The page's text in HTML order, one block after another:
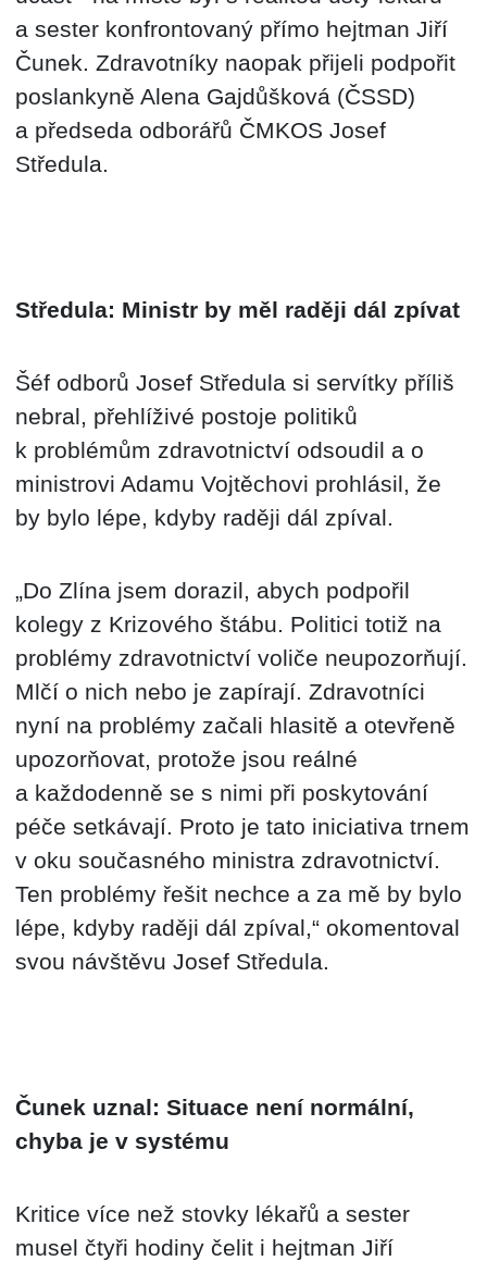
a sester konfrontovaný přímo hejtman Jiří
Čunek. Zdravotníky naopak přijeli podpořit
poslankyně Alena Gajdůšková (ČSSD)
a předseda odborářů ČMKOS Josef
Středula.
Středula: Ministr by měl raději dál zpívat
Šéf odborů Josef Středula si servítky příliš
nebral, přehlíživé postoje politiků
k problémům zdravotnictví odsoudil a o
ministrovi Adamu Vojtěchovi prohlásil, že
by bylo lépe, kdyby raději dál zpíval.
„Do Zlína jsem dorazil, abych podpořil
kolegy z Krizového štábu. Politici totiž na
problémy zdravotnictví voliče neupozorňují.
Mlčí o nich nebo je zapírají. Zdravotníci
nyní na problémy začali hlasitě a otevřeně
upozorňovat, protože jsou reálné
a každodenně se s nimi při poskytování
péče setkávají. Proto je tato iniciativa trnem
v oku současného ministra zdravotnictví.
Ten problémy řešit nechce a za mě by bylo
lépe, kdyby raději dál zpíval,“ okomentoval
svou návštěvu Josef Středula.
Čunek uznal: Situace není normální,
chyba je v systému
Kritice více než stovky lékařů a sester
musel čtyři hodiny čelit i hejtman Jiří